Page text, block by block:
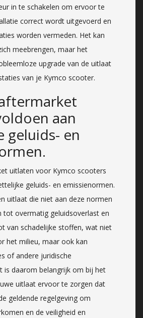
in te schakelen om ervoor te
correct wordt uitgevoerd en
worden vermeden. Het kan
meebrengen, maar het
upgrade van de uitlaat
van je Kymco scooter.
aan
geluids- en
uitlaten voor Kymco scooters
geluids- en emissienormen.
uitlaat die niet aan deze normen
tot overmatig geluidsoverlast en
van schadelijke stoffen, wat niet
het milieu, maar ook kan
of andere juridische
is daarom belangrijk om bij het
uitlaat ervoor te zorgen dat
geldende regelgeving om
en de veiligheid en